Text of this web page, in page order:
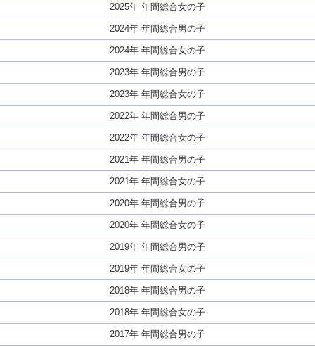
2025年 年間総合女の子
2024年 年間総合男の子
2024年 年間総合女の子
2023年 年間総合男の子
2023年 年間総合女の子
2022年 年間総合男の子
2022年 年間総合女の子
2021年 年間総合男の子
2021年 年間総合女の子
2020年 年間総合男の子
2020年 年間総合女の子
2019年 年間総合男の子
2019年 年間総合女の子
2018年 年間総合男の子
2018年 年間総合女の子
2017年 年間総合男の子